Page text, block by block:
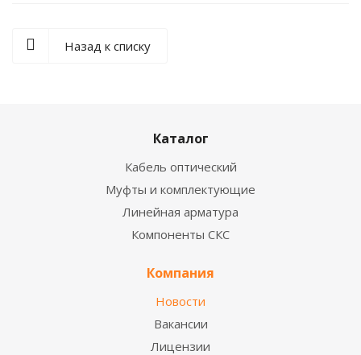
Назад к списку
Каталог
Кабель оптический
Муфты и комплектующие
Линейная арматура
Компоненты СКС
Компания
Новости
Вакансии
Лицензии